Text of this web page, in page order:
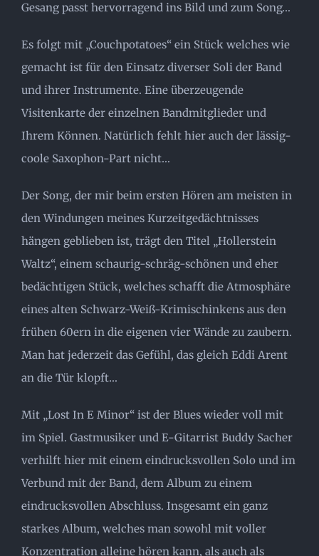
Gesang passt hervorragend ins Bild und zum Song…
Es folgt mit „Couchpotatoes“ ein Stück welches wie
gemacht ist für den Einsatz diverser Soli der Band
und ihrer Instrumente. Eine überzeugende
Visitenkarte der einzelnen Bandmitglieder und
Ihrem Können. Natürlich fehlt hier auch der lässig-
coole Saxophon-Part nicht…
Der Song, der mir beim ersten Hören am meisten in
den Windungen meines Kurzeitgedächtnisses
hängen geblieben ist, trägt den Titel „Hollerstein
Waltz“, einem schaurig-schräg-schönen und eher
bedächtigen Stück, welches schafft die Atmosphäre
eines alten Schwarz-Weiß-Krimischinkens aus den
frühen 60ern in die eigenen vier Wände zu zaubern.
Man hat jederzeit das Gefühl, das gleich Eddi Arent
an die Tür klopft…
Mit „Lost In E Minor“ ist der Blues wieder voll mit
im Spiel. Gastmusiker und E-Gitarrist Buddy Sacher
verhilft hier mit einem eindrucksvollen Solo und im
Verbund mit der Band, dem Album zu einem
eindrucksvollen Abschluss. Insgesamt ein ganz
starkes Album, welches man sowohl mit voller
Konzentration alleine hören kann, als auch als